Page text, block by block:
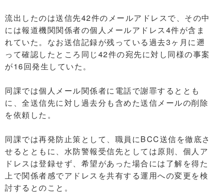
流出したのは送信先42件のメールアドレスで、その中
には報道機関関係者の個人メールアドレス4件が含ま
れていた。なお送信記録が残っている過去3ヶ月に遡
って確認したところ同じ42件の宛先に対し同様の事案
が16回発生していた。
同課では個人メール関係者に電話で謝罪するととも
に、全送信先に対し過去分も含めた送信メールの削除
を依頼した。
同課では再発防止策として、職員にBCC送信を徹底さ
せるとともに、水防警報受信先としては原則、個人ア
ドレスは登録せず、希望があった場合には了解を得た
上で関係者感でアドレスを共有する運用への変更を検
討するとのこと。